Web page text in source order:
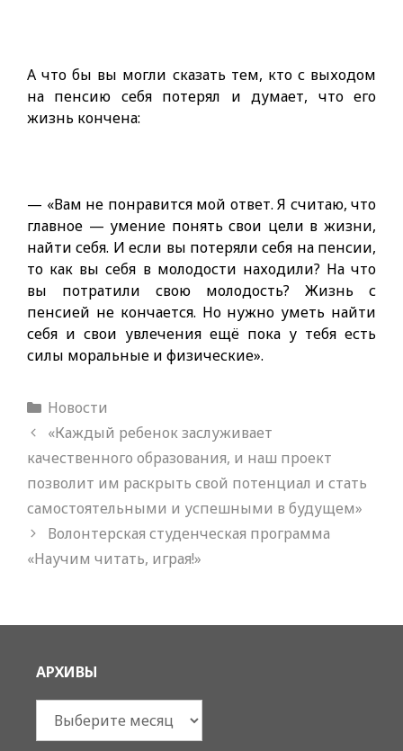
А что бы вы могли сказать тем, кто с выходом
на пенсию себя потерял и думает, что его
жизнь кончена:
— «Вам не понравится мой ответ. Я считаю, что
главное — умение понять свои цели в жизни,
найти себя. И если вы потеряли себя на пенсии,
то как вы себя в молодости находили? На что
вы потратили свою молодость? Жизнь с
пенсией не кончается. Но нужно уметь найти
себя и свои увлечения ещё пока у тебя есть
силы моральные и физические».
Рубрики
Новости
«Каждый ребенок заслуживает
качественного образования, и наш проект
позволит им раскрыть свой потенциал и стать
самостоятельными и успешными в будущем»
Волонтерская студенческая программа
«Научим читать, играя!»
АРХИВЫ
Архивы